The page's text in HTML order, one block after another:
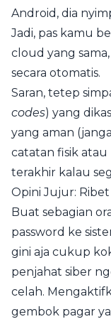
Android, dia
Jadi, pas kamu
cloud yang
secara otomatis.
Saran, tetep
codes) yang
yang aman
catatan fisik
terakhir kalau
Opini Jujur:
Buat sebagian
password ke
gini aja cukup
penjahat siber
celah.
gembok pagar